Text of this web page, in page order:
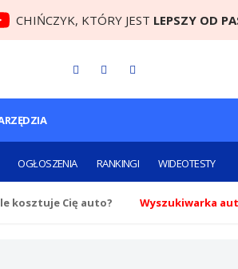
CHIŃCZYK, KTÓRY JEST LEPSZY OD
OGŁOSZENIA RANKINGI WIDEOTESTY
kosztuje Cię auto? Wyszukiwarka aut